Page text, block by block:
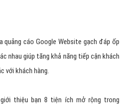
quảng cáo Google Website gạch đáp ốp
nhau giúp tăng khả năng tiếp cận khách
với khách hàng.
thiệu bạn 8 tiện ích mở rộng trong